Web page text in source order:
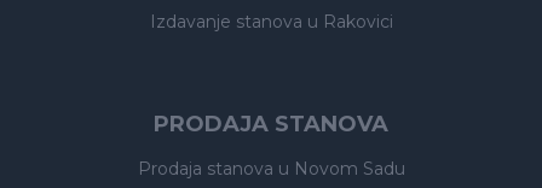
Izdavanje stanova u Rakovici
PRODAJA STANOVA
Prodaja stanova u Novom Sadu